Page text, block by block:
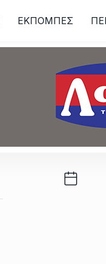
ΕΚΠΟΜΠΕΣ